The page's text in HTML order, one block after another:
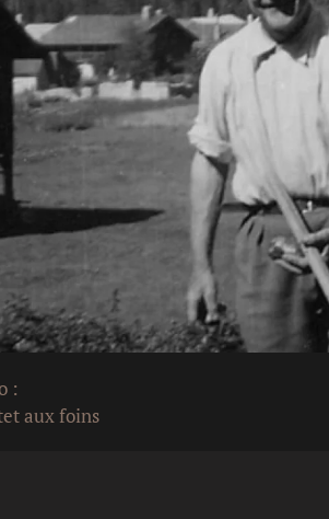
:
aux foins